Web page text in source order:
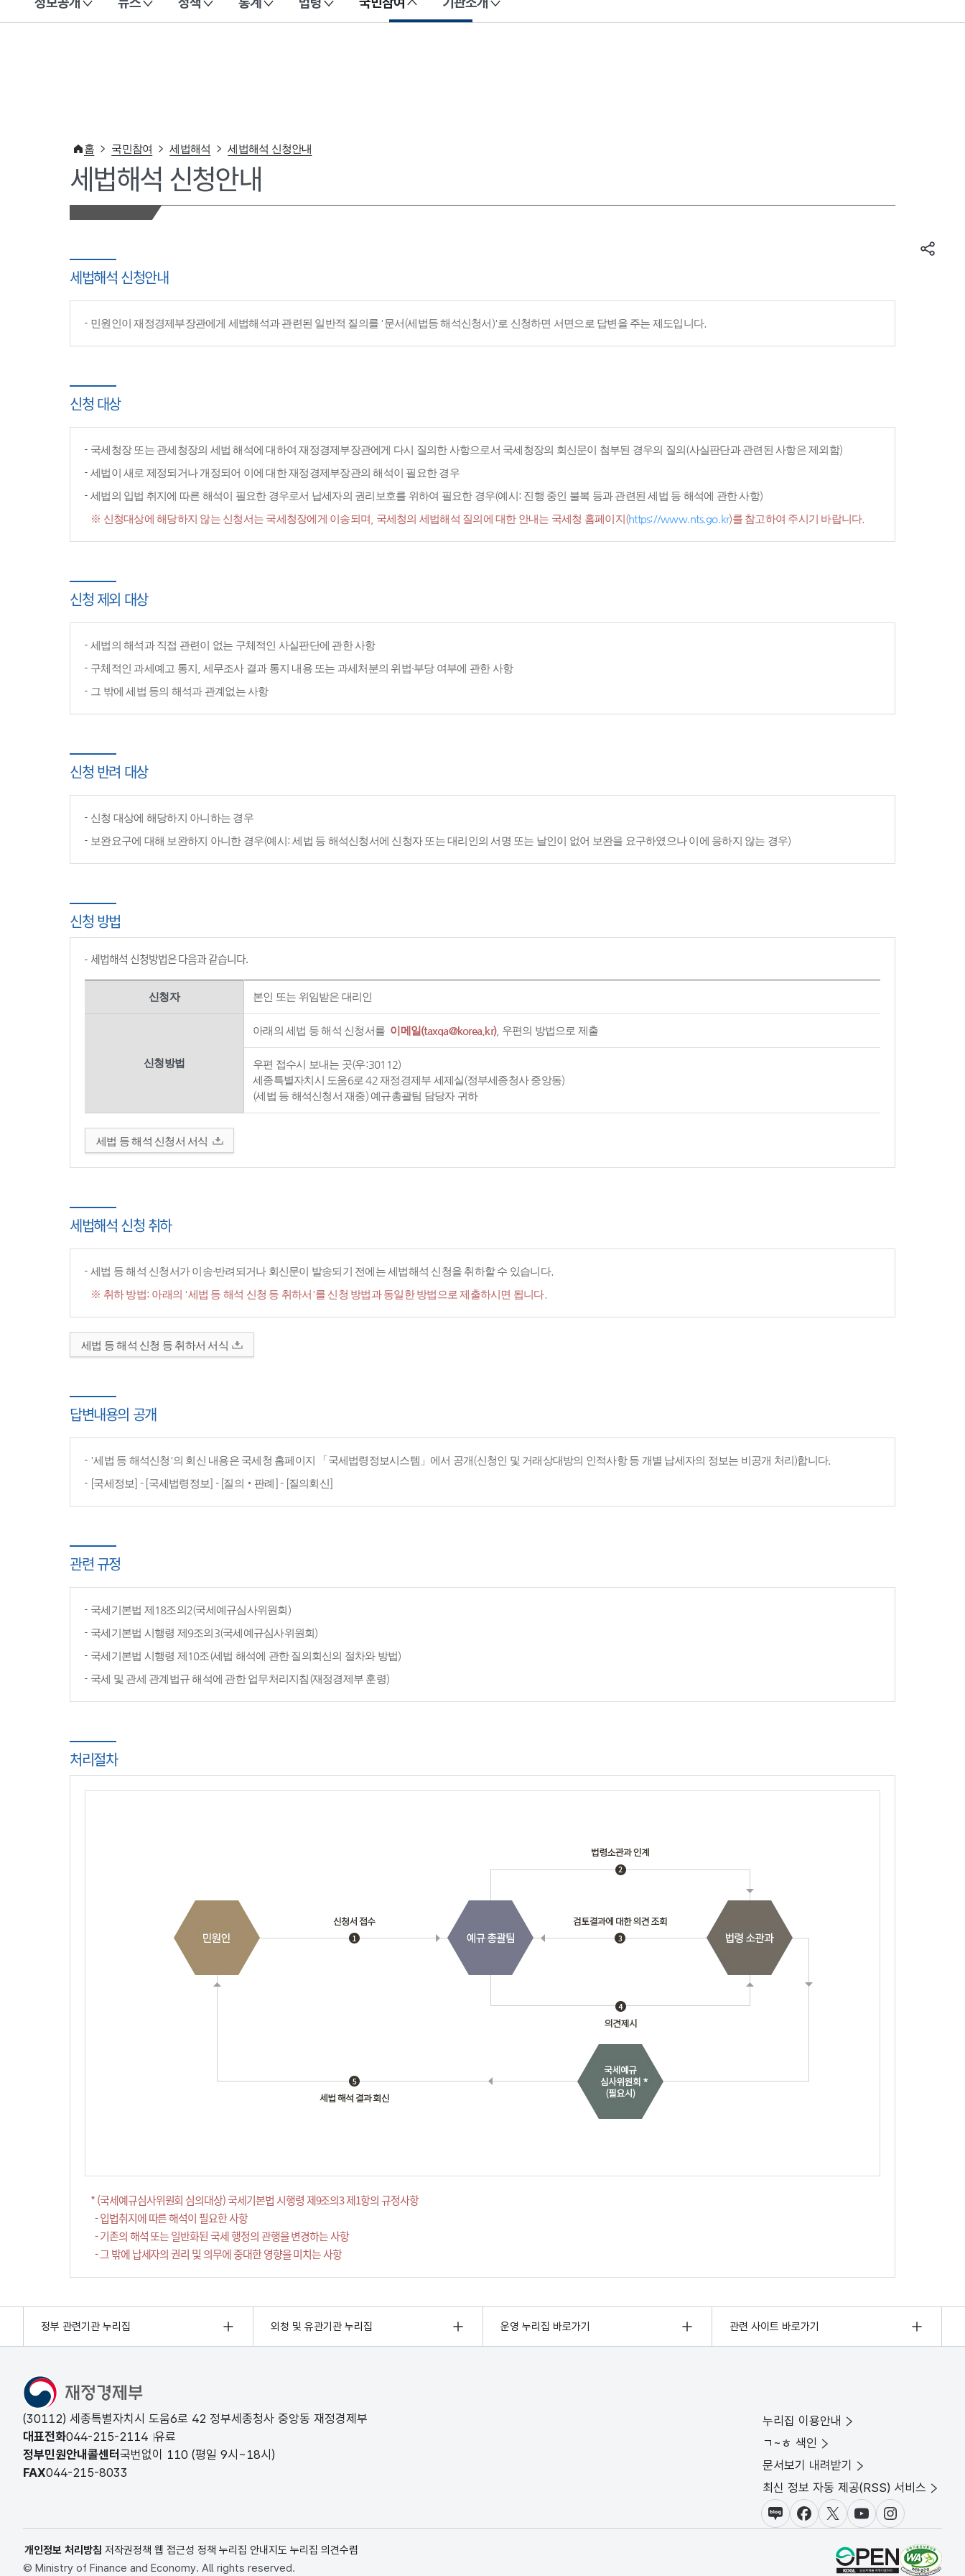
이 누리집은 대한민국 공식 전자정부 누리집입니다.
홈 국민참여 세법해석 세법해석 신청안내
세법해석 신청안내
세법해석 신청안내
민원인이 재정경제부장관에게 세법해석과 관련된 일반적 질의를 '문서(세법등 해석신청서)'로 신청하면 서면으로 답변을 주는 제도입니다.
신청 대상
국세청장 또는 관세청장의 세법 해석에 대하여 재정경제부장관에게 다시 질의한 사항으로서 국세청장의 회신문이 첨부된 경우의 질의(사실판단과 관련된 사항은 제외함)
세법이 새로 제정되거나 개정되어 이에 대한 재정경제부장관의 해석이 필요한 경우
세법의 입법 취지에 따른 해석이 필요한 경우로서 납세자의 권리보호를 위하여 필요한 경우(예시: 진행 중인 불복 등과 관련된 세법 등 해석에 관한 사항)
※ 신청대상에 해당하지 않는 신청서는 국세청장에게 이송되며, 국세청의 세법해석 질의에 대한 안내는 국세청 홈페이지(https://www.nts.go.kr)를 참고하여 주시기 바랍니다.
신청 제외 대상
세법의 해석과 직접 관련이 없는 구체적인 사실판단에 관한 사항
구체적인 과세예고 통지, 세무조사 결과 통지 내용 또는 과세처분의 위법·부당 여부에 관한 사항
그 밖에 세법 등의 해석과 관계없는 사항
신청 반려 대상
신청 대상에 해당하지 아니하는 경우
보완요구에 대해 보완하지 아니한 경우(예시: 세법 등 해석신청서에 신청자 또는 대리인의 서명 또는 날인이 없어 보완을 요구하였으나 이에 응하지 않는 경우)
신청 방법
세법해석 신청방법은 다음과 같습니다.
신청자 본인 또는 위임받은 대리인
신청방법
아래의 세법 등 해석 신청서를 이메일(taxqa@korea.kr), 우편의 방법으로 제출
우편 접수시 보내는 곳(우:30112)
세종특별자치시 도움6로 42 재정경제부 세제실(정부세종청사 중앙동)
(세법 등 해석신청서 재중) 예규총괄팀 담당자 귀하
세법 등 해석 신청서 서식
세법해석 신청 취하
세법 등 해석 신청서가 이송·반려되거나 회신문이 발송되기 전에는 세법해석 신청을 취하할 수 있습니다.
※ 취하 방법: 아래의 '세법 등 해석 신청 등 취하서'를 신청 방법과 동일한 방법으로 제출하시면 됩니다.
세법 등 해석 신청 등 취하서 서식
답변내용의 공개
'세법 등 해석신청'의 회신 내용은 국세청 홈페이지 「국세법령정보시스템」에서 공개(신청인 및 거래상대방의 인적사항 등 개별 납세자의 정보는 비공개 처리)합니다.
[국세정보] - [국세법령정보] - [질의‧판례] - [질의회신]
관련 규정
국세기본법 제18조의2(국세예규심사위원회)
국세기본법 시행령 제9조의3(국세예규심사위원회)
국세기본법 시행령 제10조(세법 해석에 관한 질의회신의 절차와 방법)
국세 및 관세 관계법규 해석에 관한 업무처리지침(재정경제부 훈령)
처리절차
* (국세예규심사위원회 심의대상) 국세기본법 시행령 제9조의3 제1항의 규정사항
- 입법취지에 따른 해석이 필요한 사항
- 기존의 해석 또는 일반화된 국세 행정의 관행을 변경하는 사항
- 그 밖에 납세자의 권리 및 의무에 중대한 영향을 미치는 사항
정부 관련기관 누리집 외청 및 유관기관 누리집 운영 누리집 바로가기 관련 사이트 바로가기
(30112) 세종특별자치시 도움6로 42 정부세종청사 중앙동 재정경제부
대표전화044-215-2114 유료
정부민원안내콜센터 국번없이 110 (평일 9시~18시)
FAX044-215-8033
누리집 이용안내
ㄱ~ㅎ 색인
문서보기 내려받기
최신 정보 자동 제공(RSS) 서비스
블로그페이스북X(트위터)
유튜브인스타그램
개인정보 처리방침 저작권정책 웹 접근성 정책 누리집 안내지도 누리집 의견수렴
© Ministry of Finance and Economy. All rights reserved.